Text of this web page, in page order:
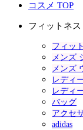
コスメ TOP
フィットネ
フィッ
メンズ
メンズ
レディ
レディ
バッグ
アクセ
adidas